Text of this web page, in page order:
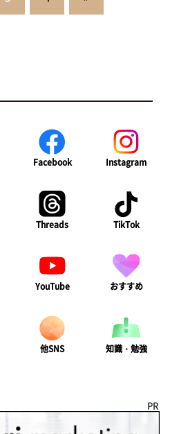
Facebook Instagram
Threads TikTok
YouTube おすすめ
他SNS 知識・勉強
PR